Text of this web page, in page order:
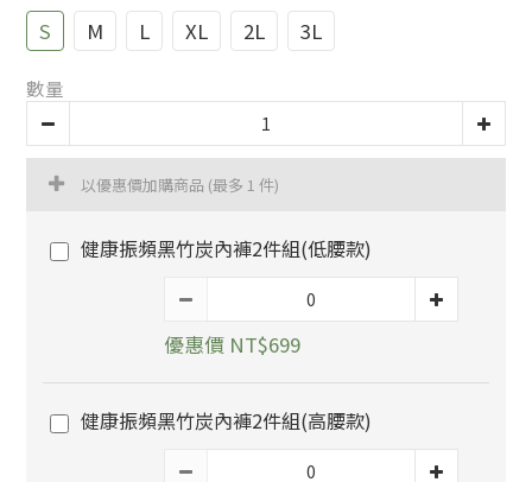
S M L XL 2L 3L
數量
以優惠價加購商品 (最多 1 件)
健康振頻黑竹炭內褲2件組(低腰款)
優惠價 NT$699
健康振頻黑竹炭內褲2件組(高腰款)